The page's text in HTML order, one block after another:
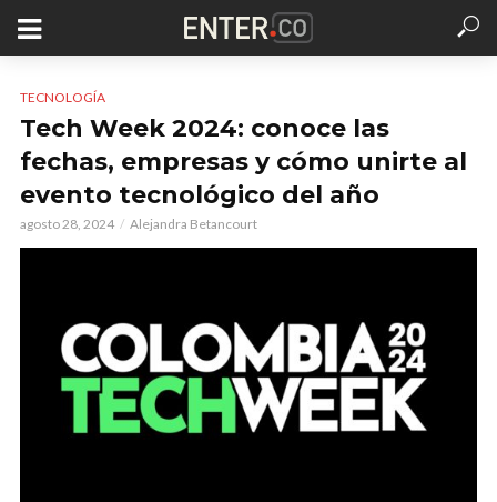
TECNOLOGÍA
Tech Week 2024: conoce las
fechas, empresas y cómo unirte al
evento tecnológico del año
agosto 28, 2024 Alejandra Betancourt